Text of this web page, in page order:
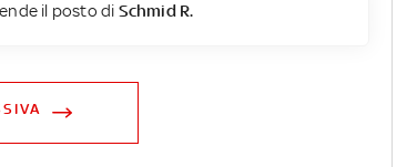
il posto di Schmid R.